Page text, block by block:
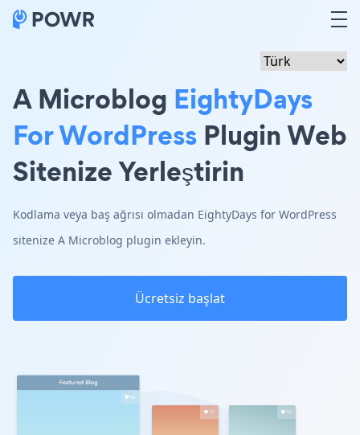
A Microblog EightyDays
For WordPress Plugin Web
Sitenize Yerleştirin
Kodlama veya baş ağrısı olmadan EightyDays for WordPress
sitenize A Microblog plugin ekleyin.
Ücretsiz başlat